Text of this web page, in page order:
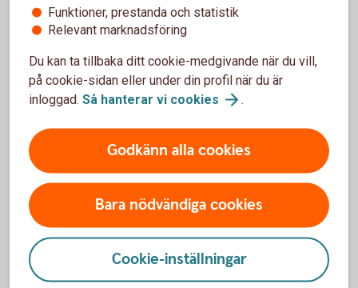
Skaffa ersättningskort
Om du ha slagit fel PIN-kod 3 gånger så spärras
Du kan inte öppna upp ett som spärrats
Om detta skett så beställer du alltid ett nytt kort -
Funktioner, prestanda och statistik
Relevant marknadsföring
Du kan ta tillbaka ditt cookie-medgivande när du vill,
på cookie-sidan eller under din profil när du är
inloggad. Så hanterar vi cookies .
Godkänn alla cookies
Bara nödvändiga cookies
Cookie-inställningar